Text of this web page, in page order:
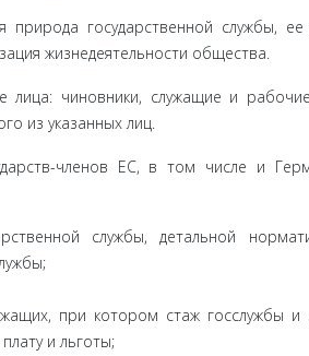
государственной службы,
жизнедеятельности общества.
лица: чиновники, служащие и
из указанных лиц.
членов ЕС, в том числе и
службы, детальной
при котором стаж госслужбы и
и льготы;